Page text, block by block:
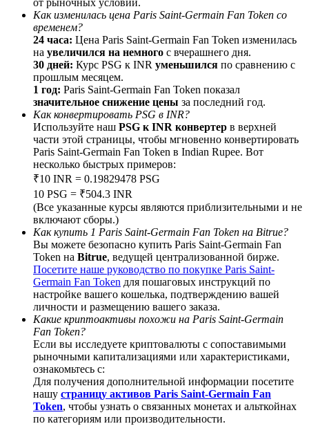
BTC Welcome Rewards
Deposit & Trade BTC to Share 25000 USDT prize pool!
Deposit CASHCAT & Win
Share 500000 CASHCAT prize pool
Exclusive for BitMart Users
Register & Trade to Win 500,000 USDT
Precious Metals Trading Carnival
Trade Gold & Silver · 33,333 USDT Bonus
USDT New User Exclusive 10% APR
USDT Flexible Staking | Daily Rewards
Как изменилась цена Paris Saint-Germain Fan Token со
временем?
24 часа: Цена Paris Saint-Germain Fan Token изменилась
на увеличился на немного с вчерашнего дня.
30 дней: Курс PSG к INR уменьшился по сравнению с
прошлым месяцем.
1 год: Paris Saint-Germain Fan Token показал
значительное снижение цены за последний год.
Как конвертировать PSG в INR?
Используйте наш PSG к INR конвертер в верхней
части этой страницы, чтобы мгновенно конвертировать
Paris Saint-Germain Fan Token в Indian Rupee. Вот
несколько быстрых примеров:
₹10 INR = 0.19829478 PSG
10 PSG = ₹504.3 INR
(Все указанные курсы являются приблизительными и не
включают сборы.)
Как купить 1 Paris Saint-Germain Fan Token на Bitrue?
Вы можете безопасно купить Paris Saint-Germain Fan
Token на Bitrue, ведущей централизованной бирже.
Посетите наше руководство по покупке Paris Saint-
Germain Fan Token для пошаговых инструкций по
настройке вашего кошелька, подтверждению вашей
личности и размещению вашего заказа.
Какие криптоактивы похожи на Paris Saint-Germain
Fan Token?
Если вы исследуете криптовалюты с сопоставимыми
рыночными капитализациями или характеристиками,
ознакомьтесь с:
Для получения дополнительной информации посетите
нашу страницу активов Paris Saint-Germain Fan
Token, чтобы узнать о связанных монетах и альткойнах
по категориям или производительности.